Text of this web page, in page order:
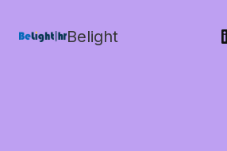
Belight